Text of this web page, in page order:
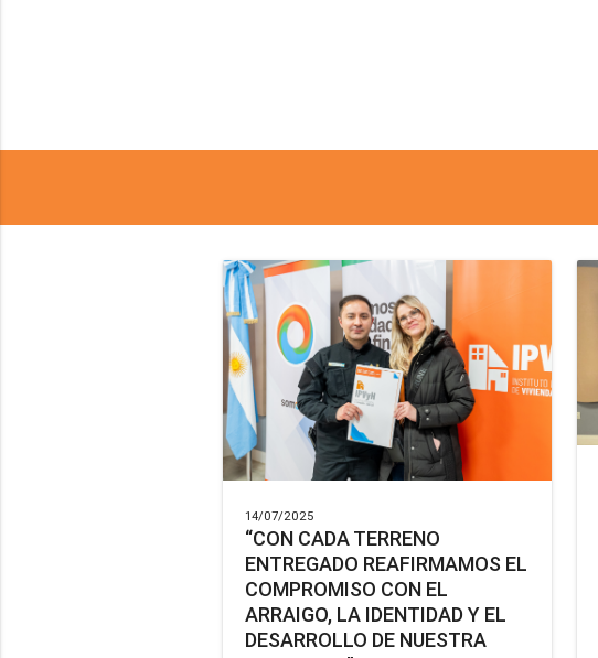
14/07/2025
“CON CADA TERRENO
ENTREGADO REAFIRMAMOS EL
COMPROMISO CON EL
ARRAIGO, LA IDENTIDAD Y EL
DESARROLLO DE NUESTRA